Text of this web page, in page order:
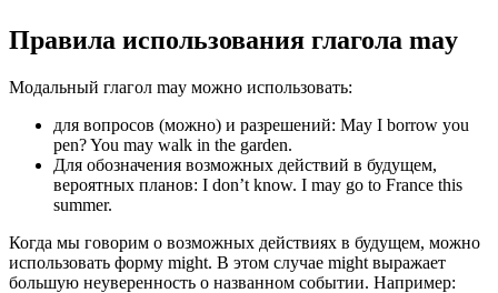
Правила использования глагола may
Модальный глагол may можно использовать:
для вопросов (можно) и разрешений: May I borrow you
pen? You may walk in the garden.
Для обозначения возможных действий в будущем,
вероятных планов: I don’t know. I may go to France this
summer.
Когда мы говорим о возможных действиях в будущем, можно
использовать форму might. В этом случае might выражает
большую неуверенность о названном событии. Например: